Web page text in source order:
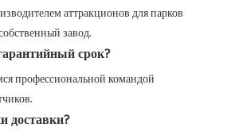
аттракционов для парков
завод.
срок?
профессиональной командой
доставки?